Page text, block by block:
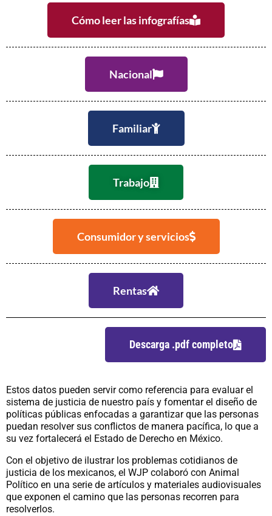
Cómo leer las infografías
Nacional
Familiar
Trabajo
Consumidor y servicios
Rentas
Descarga .pdf completo
Estos datos pueden servir como referencia para evaluar el
sistema de justicia de nuestro país y fomentar el diseño de
políticas públicas enfocadas a garantizar que las personas
puedan resolver sus conflictos de manera pacífica, lo que a
su vez fortalecerá el Estado de Derecho en México.
Con el objetivo de ilustrar los problemas cotidianos de
justicia de los mexicanos, el WJP colaboró con Animal
Político en una serie de artículos y materiales audiovisuales
que exponen el camino que las personas recorren para
resolverlos.